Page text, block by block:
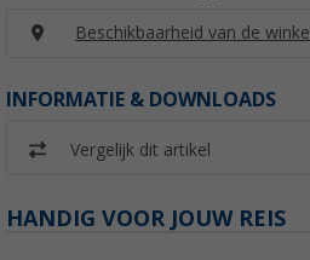
Beschikbaarheid van de
INFORMATIE & DOWNLOADS
Vergelijk dit artikel
HANDIG VOOR JOUW REIS